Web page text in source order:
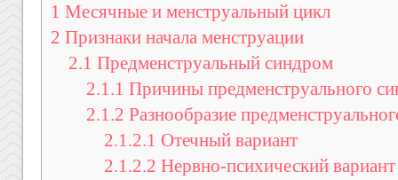
1 Месячные и менструальный цикл
2 Признаки начала менструации
2.1 Предменструальный синдром
2.1.1 Причины предменструального
2.1.2 Разнообразие
2.1.2.1 Отечный вариант
2.1.2.2 Нервно-психический вариант